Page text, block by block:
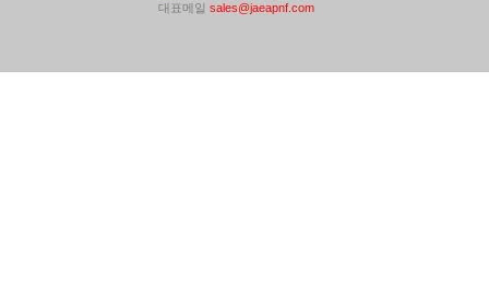
대표메일 sales@jaeapnf.com